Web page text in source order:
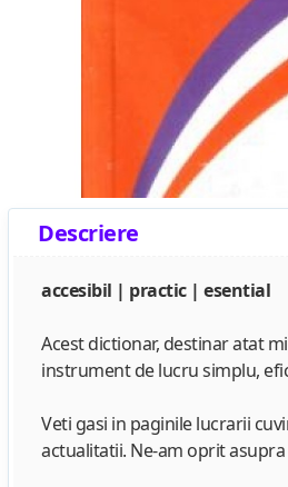
Descriere
accesibil | practic | esential
Acest dictionar, destinar atat
instrument de lucru simplu,
Veti gasi in paginile lucrarii
actualitatii. Ne-am oprit